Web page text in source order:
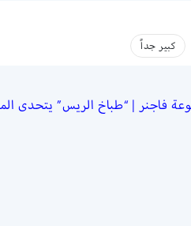
كبير جداً
فاجنر | “طباخ الريس” يتحدى